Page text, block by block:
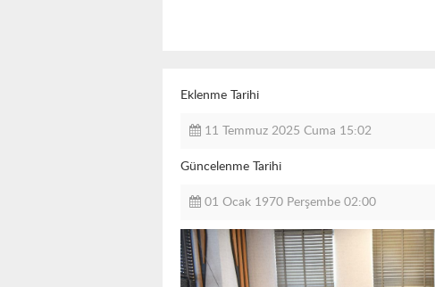
Eklenme Tarihi
11 Temmuz 2025 Cuma 15:02
Güncelenme Tarihi
01 Ocak 1970 Perşembe 02:00